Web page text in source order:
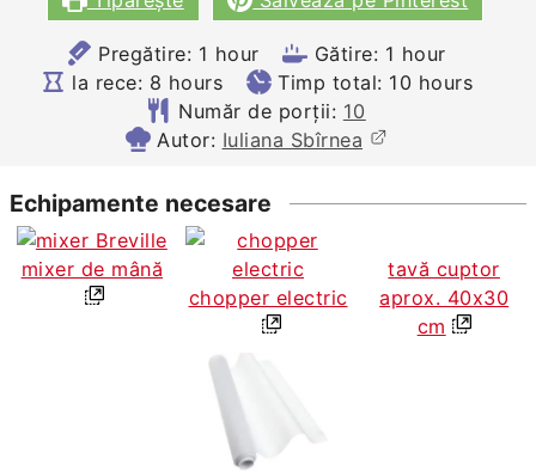
Pregătire: 1 hour
hour Gătire: 1 hour
hour
la rece: 8 hours
hours Timp total: 10hours
hours
Număr de porții: 10
Autor: Iuliana Sbîrnea
Echipamente necesare
mixer de mână
chopper electric
tavă cuptor
aprox. 40x30
cm